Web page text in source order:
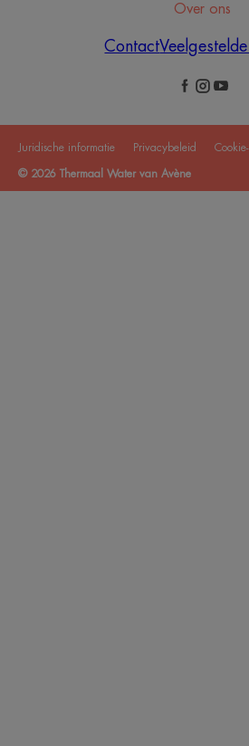
Over ons
Contact
Juridische informatie Privacybeleid
© 2026 Thermaal Water van Avène